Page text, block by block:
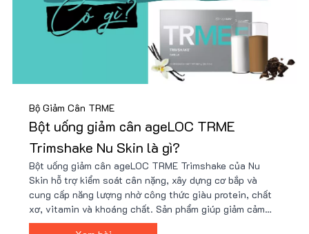
Bộ Giảm Cân TRME
Bột uống giảm cân ageLOC TRME
Trimshake Nu Skin là gì?
Bột uống giảm cân ageLOC TRME Trimshake của Nu
Skin hỗ trợ kiểm soát cân nặng, xây dựng cơ bắp và
cung cấp năng lượng nhờ công thức giàu protein, chất
xơ, vitamin và khoáng chất. Sản phẩm giúp giảm cảm
giác thèm ăn, tăng cường trao đổi chất và phù hợp với